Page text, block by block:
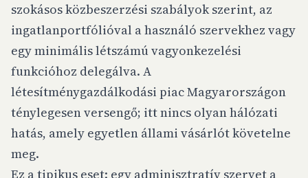
szokásos közbeszerzési szabályok szerint, az
ingatlanportfólióval a használó szervekhez vagy
egy minimális létszámú vagyonkezelési
funkcióhoz delegálva. A
létesítménygazdálkodási piac Magyarországon
ténylegesen versengő; itt nincs olyan hálózati
hatás, amely egyetlen állami vásárlót követelne
meg.
Ez a tipikus eset: egy adminisztratív szervet a